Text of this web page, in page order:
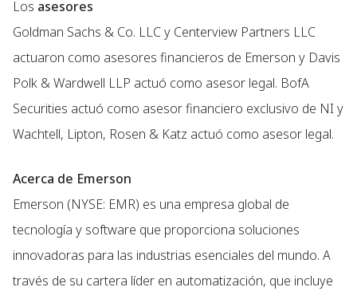
Los asesores
Goldman Sachs & Co. LLC y Centerview Partners LLC
actuaron como asesores financieros de Emerson y Davis
Polk & Wardwell LLP actuó como asesor legal. BofA
Securities actuó como asesor financiero exclusivo de NI y
Wachtell, Lipton, Rosen & Katz actuó como asesor legal.
Acerca de Emerson
Emerson (NYSE: EMR) es una empresa global de
tecnología y software que proporciona soluciones
innovadoras para las industrias esenciales del mundo. A
través de su cartera líder en automatización, que incluye